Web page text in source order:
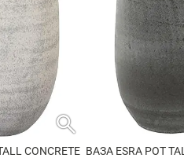
search
CONCRETE